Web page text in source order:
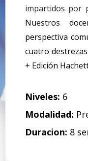
impartidos por
Nuestros
perspectiva
cuatro
+ Edición
Niveles: 6
Modalidad:
Duracion: 8